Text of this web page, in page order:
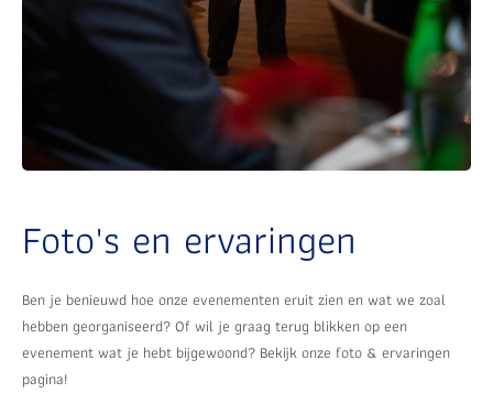
Foto's en ervaringen
Ben je benieuwd hoe onze evenementen eruit zien en wat we zoal
hebben georganiseerd? Of wil je graag terug blikken op een
evenement wat je hebt bijgewoond? Bekijk onze foto & ervaringen
pagina!